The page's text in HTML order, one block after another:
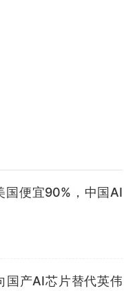
国便宜90%，中国AI
国产AI芯片替代英伟